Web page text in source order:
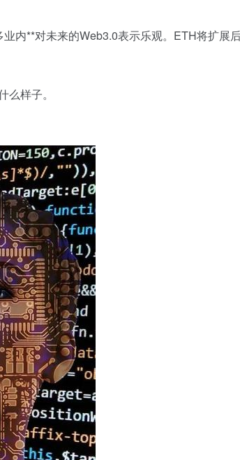
内**对未来的Web3.0表示乐观。ETH将扩展
样子。